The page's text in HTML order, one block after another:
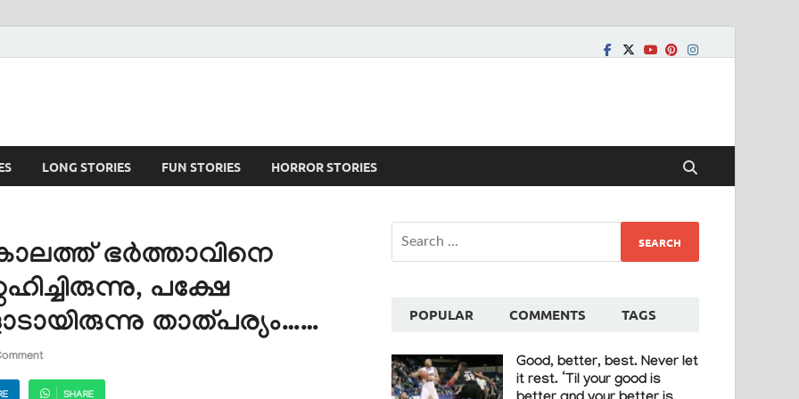
LONG STORIES FUN STORIES HORROR STORIES
കാലത്ത് ഭർത്താവിനെ
പക്ഷേ
താത്പര്യം……
SHARE
POPULAR COMMENTS TAGS
Good, better, best. Never let
it rest. ‘Til your good is